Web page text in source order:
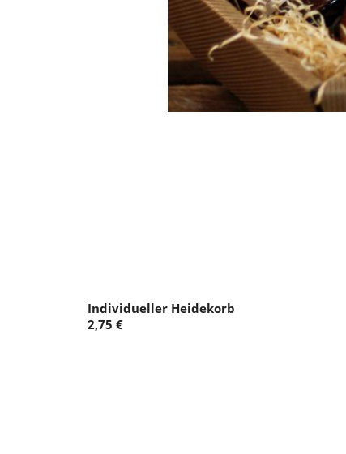
Individueller Heidekorb
2,75 €